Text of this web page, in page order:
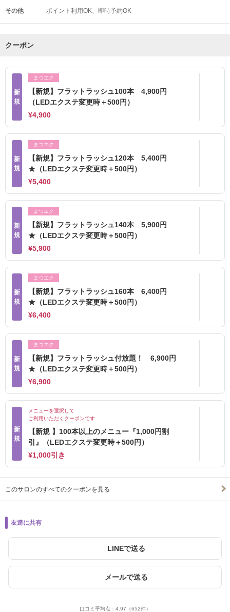
その他 ポイント利用OK 即時予約OK
クーポン
新
規
まつエク
【新規】フラットラッシュ100本 4,900円
（LEDエクステ変更時＋500円）
¥4,900
新
規
まつエク
【新規】フラットラッシュ120本 5,400円
★（LEDエクステ変更時＋500円）
¥5,400
新
規
まつエク
【新規】フラットラッシュ140本 5,900円
★（LEDエクステ変更時＋500円）
¥5,900
新
規
まつエク
【新規】フラットラッシュ160本 6,400円
★（LEDエクステ変更時＋500円）
¥6,400
新
規
まつエク
【新規】フラットラッシュ付放題！ 6,900円
★（LEDエクステ変更時＋500円）
¥6,900
新
規
メニューを選択して
ご利用いただくクーポンです
【新規 】100本以上のメニュー『1,000円割
引』（LEDエクステ変更時＋500円）
¥1,000引き
このサロンのすべてのクーポンを見る
友達に共有
LINEで送る
メールで送る
口コミ平均点： 4.97 （652件）